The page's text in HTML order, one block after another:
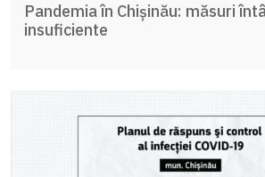
Pandemia în Chișinău: măsuri
insuficiente